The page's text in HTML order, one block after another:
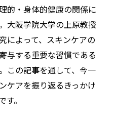
的・身体的健康の関係に
大阪学院大学の上原教授
によって、スキンケアの
与する重要な習慣である
この記事を通して、今一
ケアを振り返るきっかけ
。